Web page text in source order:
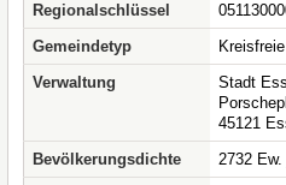
Regionalschlüssel
Gemeindetyp
Verwaltung
Stadt
45121
Bevölkerungsdichte
2732 Ew.